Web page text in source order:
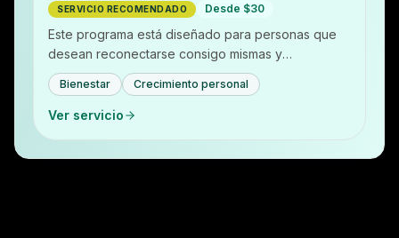
SERVICIO RECOMENDADO Desde $30
Este programa está diseñado para personas que
desean reconectarse consigo mismas y
transformar su vida en diferentes áreas: personal,
emocional y pro…
Bienestar Crecimiento personal
Ver servicio